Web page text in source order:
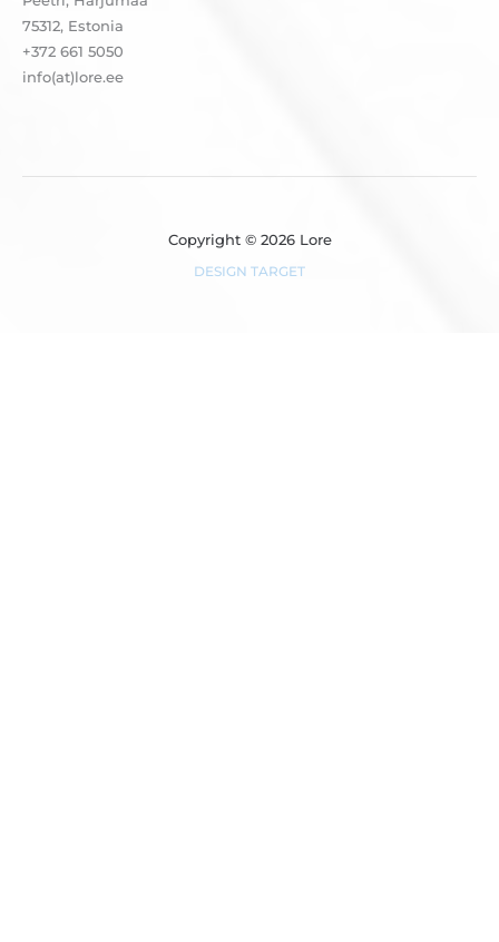
75312, Estonia
+372 661 5050
info(at)lore.ee
Copyright © 2026 Lore
DESIGN TARGET